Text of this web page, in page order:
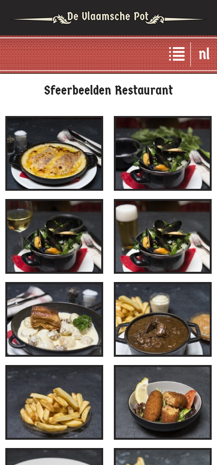
nl
Sfeerbeelden Restaurant